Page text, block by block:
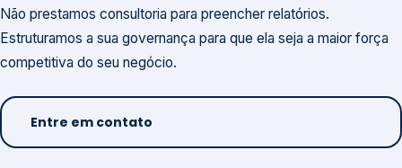
Não prestamos consultoria para preencher relatórios.
Estruturamos a sua governança para que ela seja a maior força
competitiva do seu negócio.
Entre em contato